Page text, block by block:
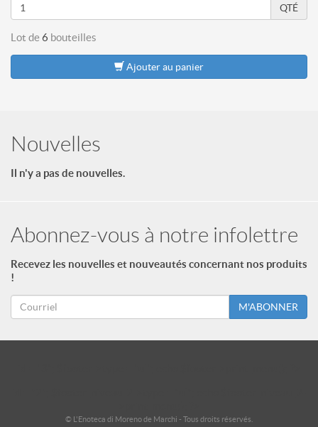
QTÉ
Lot de 6 bouteilles
Ajouter au panier
Nouvelles
Il n'y a pas de nouvelles.
Abonnez-vous à notre infolettre
Recevez les nouvelles et nouveautés concernant nos produits
!
M'ABONNER
© L'Enoteca di Moreno de Marchi - Tous droits réservés.